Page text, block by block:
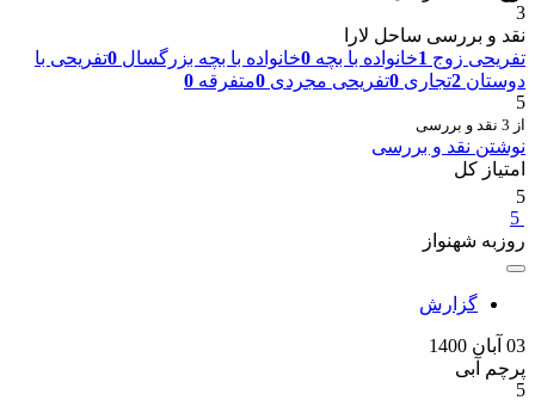
3
نقد و بررسی ساحل لارا
تفریحی زوج 1خانواده با بچه 0خانواده با بچه بزرگسال 0تفریحی با
دوستان 2تجاری 0تفریحی مجردی 0متفرقه 0
5
از 3 نقد و بررسی
نوشتن نقد و بررسی
امتیاز کل
5
5
روزبه شهنواز
گزارش
03 آبان 1400
پرچم آبی
5